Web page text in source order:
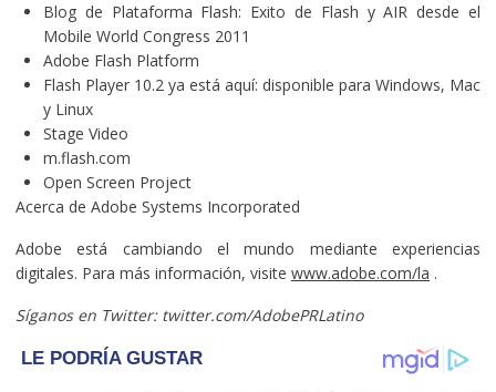
Blog de Plataforma Flash: Exito de Flash y AIR desde el
Mobile World Congress 2011
Adobe Flash Platform
Flash Player 10.2 ya está aquí: disponible para Windows, Mac
y Linux
Stage Video
m.flash.com
Open Screen Project
Acerca de Adobe Systems Incorporated
Adobe está cambiando el mundo mediante experiencias
digitales. Para más información, visite www.adobe.com/la .
Síganos en Twitter: twitter.com/AdobePRLatino